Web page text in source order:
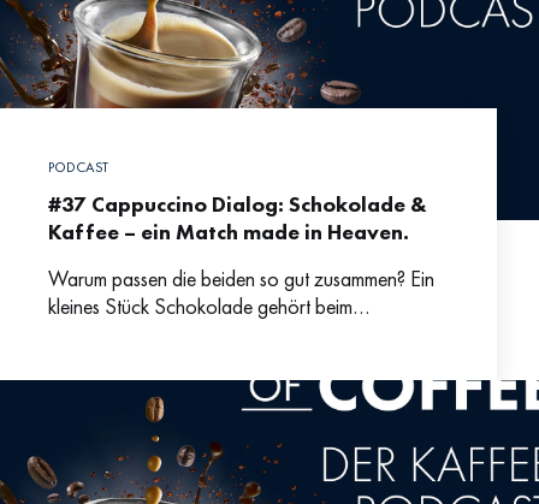
PODCAST
#37 Cappuccino Dialog: Schokolade &
Kaffee – ein Match made in Heaven.
Warum passen die beiden so gut zusammen? Ein
kleines Stück Schokolade gehört beim